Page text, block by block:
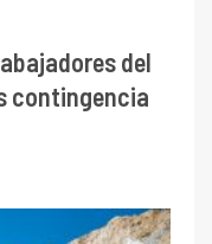
del
contingencia